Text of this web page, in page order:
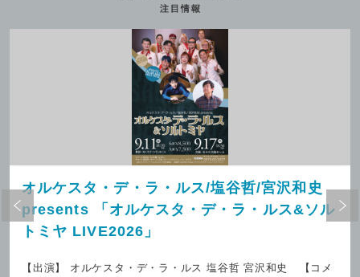
浜離宮朝日ホール
Tribute to OSCAR PETERSON
revisited”presented by Tadataka
2026.8.8(土)発売
オルケスタ・デ・ラ・ルス/塩谷哲/宮沢和史
presents 「オルケスタ・デ・ラ・ルス&ソル
トミヤ LIVE2026」
【出演】 オルケスタ・デ・ラ・ルス 塩谷哲 宮沢和史 【コメ